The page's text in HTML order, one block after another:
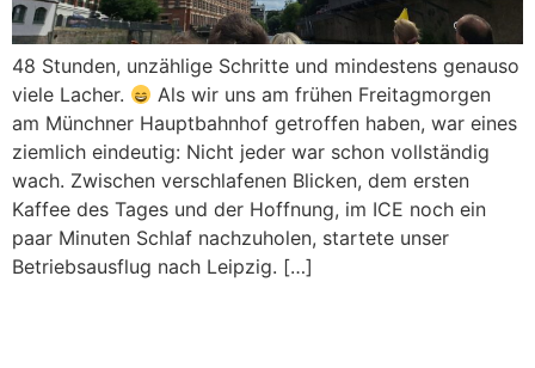
48 Stunden, unzählige Schritte und mindestens genauso
viele Lacher.
Als wir uns am frühen Freitagmorgen
am Münchner Hauptbahnhof getroffen haben, war eines
ziemlich eindeutig: Nicht jeder war schon vollständig
wach. Zwischen verschlafenen Blicken, dem ersten
Kaffee des Tages und der Hoffnung, im ICE noch ein
paar Minuten Schlaf nachzuholen, startete unser
Betriebsausflug nach Leipzig. […]